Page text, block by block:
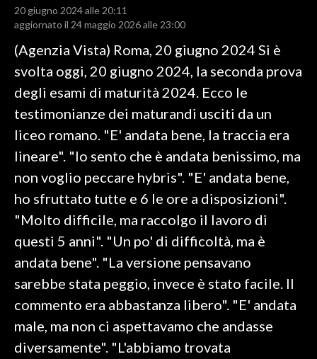
CALCIO
CALCIO REGIONALE
BASKET
VOLLEY
MOTORI
TENNIS
ALTRI SPORT
SPETTACOLI
GOSSIP
SALUTE
SARDEGNA TURISMO
20 giugno 2024 alle 20:11
aggiornato il 24 maggio 2026 alle 23:00
(Agenzia Vista) Roma, 20 giugno 2024 Si è
svolta oggi, 20 giugno 2024, la seconda prova
degli esami di maturità 2024. Ecco le
testimonianze dei maturandi usciti da un
liceo romano. "E' andata bene, la traccia era
lineare". "Io sento che è andata benissimo, ma
non voglio peccare hybris". "E' andata bene,
ho sfruttato tutte e 6 le ore a disposizioni".
"Molto difficile, ma raccolgo il lavoro di
questi 5 anni". "Un po' di difficoltà, ma è
andata bene". "La versione pensavano
sarebbe stata peggio, invece è stato facile. Il
commento era abbastanza libero". "E' andata
male, ma non ci aspettavamo che andasse
diversamente". "L'abbiamo trovata